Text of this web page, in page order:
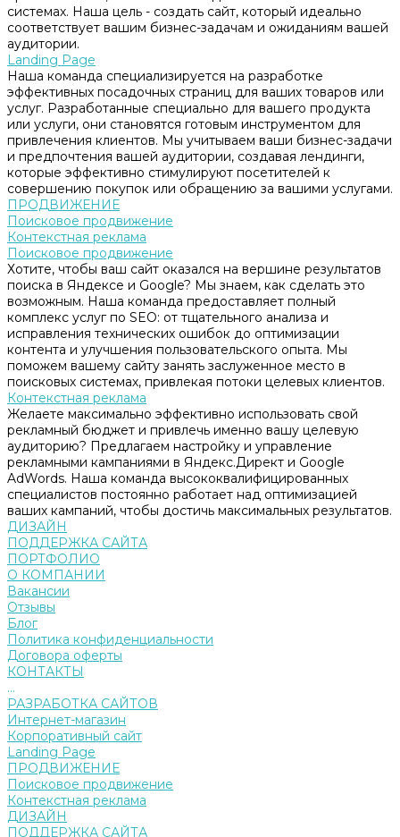
системах. Наша цель - создать сайт, который идеально
соответствует вашим бизнес-задачам и ожиданиям вашей
аудитории.
Landing Page
Наша команда специализируется на разработке
эффективных посадочных страниц для ваших товаров или
услуг. Разработанные специально для вашего продукта
или услуги, они становятся готовым инструментом для
привлечения клиентов. Мы учитываем ваши бизнес-задачи
и предпочтения вашей аудитории, создавая лендинги,
которые эффективно стимулируют посетителей к
совершению покупок или обращению за вашими услугами.
ПРОДВИЖЕНИЕ
Поисковое продвижение
Контекстная реклама
Поисковое продвижение
Хотите, чтобы ваш сайт оказался на вершине результатов
поиска в Яндексе и Google? Мы знаем, как сделать это
возможным. Наша команда предоставляет полный
комплекс услуг по SEO: от тщательного анализа и
исправления технических ошибок до оптимизации
контента и улучшения пользовательского опыта. Мы
поможем вашему сайту занять заслуженное место в
поисковых системах, привлекая потоки целевых клиентов.
Контекстная реклама
Желаете максимально эффективно использовать свой
рекламный бюджет и привлечь именно вашу целевую
аудиторию? Предлагаем настройку и управление
рекламными кампаниями в Яндекс.Директ и Google
AdWords. Наша команда высококвалифицированных
специалистов постоянно работает над оптимизацией
ваших кампаний, чтобы достичь максимальных результатов.
ДИЗАЙН
ПОДДЕРЖКА САЙТА
ПОРТФОЛИО
О КОМПАНИИ
Вакансии
Отзывы
Блог
Политика конфиденциальности
Договора оферты
КОНТАКТЫ
...
РАЗРАБОТКА САЙТОВ
Интернет-магазин
Корпоративный сайт
Landing Page
ПРОДВИЖЕНИЕ
Поисковое продвижение
Контекстная реклама
ДИЗАЙН
ПОДДЕРЖКА САЙТА